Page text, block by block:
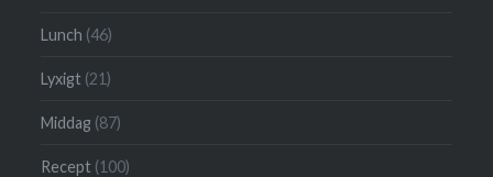
Lunch (46)
Lyxigt (21)
Middag (87)
Recept (100)